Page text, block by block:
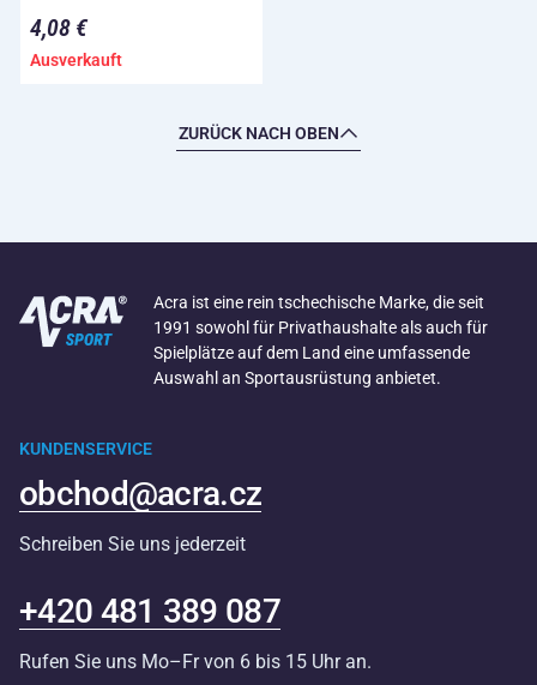
4,08 €
Ausverkauft
ZURÜCK NACH OBEN
Acra ist eine rein tschechische Marke, die seit
1991 sowohl für Privathaushalte als auch für
Spielplätze auf dem Land eine umfassende
Auswahl an Sportausrüstung anbietet.
KUNDENSERVICE
obchod@acra.cz
Schreiben Sie uns jederzeit
+420 481 389 087
Rufen Sie uns Mo–Fr von 6 bis 15 Uhr an.